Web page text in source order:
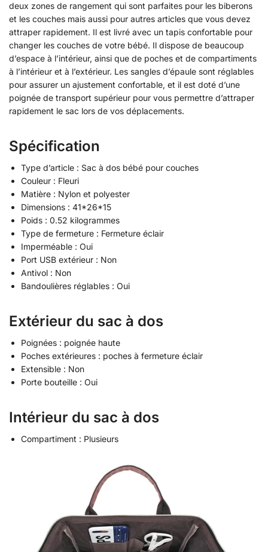
deux zones de rangement qui sont parfaites pour les biberons
et les couches mais aussi pour autres articles que vous devez
attraper rapidement. Il est livré avec un tapis confortable pour
changer les couches de votre bébé. Il dispose de beaucoup
d’espace à l’intérieur, ainsi que de poches et de compartiments
à l’intérieur et à l’extérieur. Les sangles d’épaule sont réglables
pour assurer un ajustement confortable, et il est doté d’une
poignée de transport supérieur pour vous permettre d’attraper
rapidement le sac lors de vos déplacements.
Spécification
Type d’article : Sac à dos bébé pour couches
Couleur : Fleuri
Matière : Nylon et polyester
Dimensions : 41*26*15
Poids : 0.52 kilogrammes
Type de fermeture : Fermeture éclair
Imperméable : Oui
Port USB extérieur : Non
Antivol : Non
Bandoulières réglables : Oui
Extérieur du sac à dos
Poignées : poignée haute
Poches extérieures : poches à fermeture éclair
Extensible : Non
Porte bouteille : Oui
Intérieur du sac à dos
Compartiment : Plusieurs